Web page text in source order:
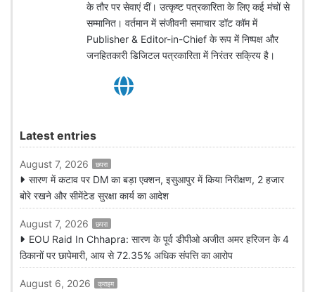
के तौर पर सेवाएं दीं। उत्कृष्ट पत्रकारिता के लिए कई मंचों से
सम्मानित। वर्तमान में संजीवनी समाचार डॉट कॉम में
Publisher & Editor-in-Chief के रूप में निष्पक्ष और
जनहितकारी डिजिटल पत्रकारिता में निरंतर सक्रिय है।
Latest entries
August 7, 2026 छपरा
सारण में कटाव पर DM का बड़ा एक्शन, इसुआपुर में किया निरीक्षण, 2 हजार
बोरे रखने और सीमेंटेड सुरक्षा कार्य का आदेश
August 7, 2026 छपरा
EOU Raid In Chhapra: सारण के पूर्व डीपीओ अजीत अमर हरिजन के 4
ठिकानों पर छापेमारी, आय से 72.35% अधिक संपत्ति का आरोप
August 6, 2026 क्राइम